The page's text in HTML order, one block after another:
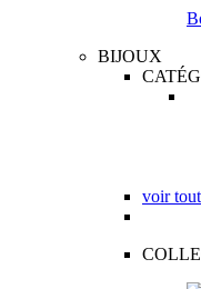
BIJOUX
voir tout